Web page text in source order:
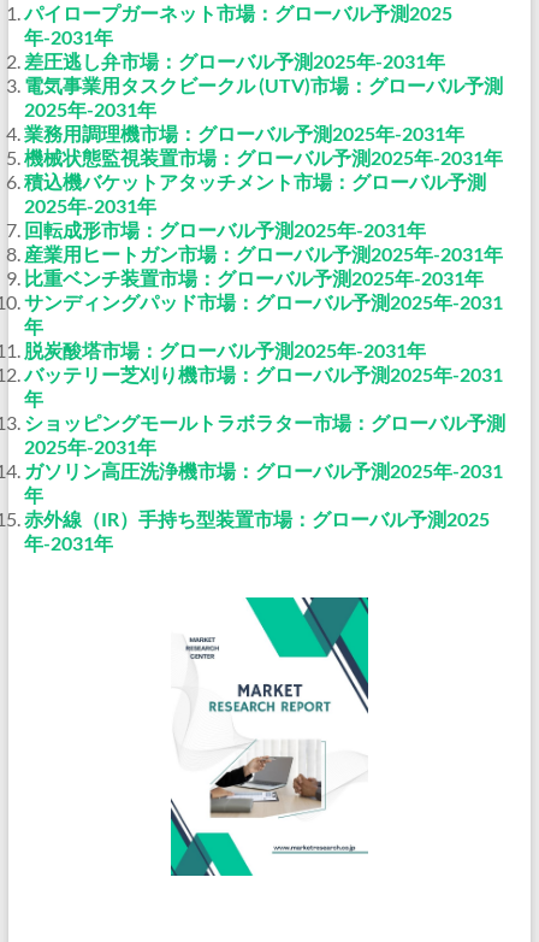
パイロープガーネット市場：グローバル予測2025
年-2031年
差圧逃し弁市場：グローバル予測2025年-2031年
電気事業用タスクビークル (UTV)市場：グローバル予測
2025年-2031年
業務用調理機市場：グローバル予測2025年-2031年
機械状態監視装置市場：グローバル予測2025年-2031年
積込機バケットアタッチメント市場：グローバル予測
2025年-2031年
回転成形市場：グローバル予測2025年-2031年
産業用ヒートガン市場：グローバル予測2025年-2031年
比重ベンチ装置市場：グローバル予測2025年-2031年
サンディングパッド市場：グローバル予測2025年-2031
年
脱炭酸塔市場：グローバル予測2025年-2031年
バッテリー芝刈り機市場：グローバル予測2025年-2031
年
ショッピングモールトラボラター市場：グローバル予測
2025年-2031年
ガソリン高圧洗浄機市場：グローバル予測2025年-2031
年
赤外線（IR）手持ち型装置市場：グローバル予測2025
年-2031年